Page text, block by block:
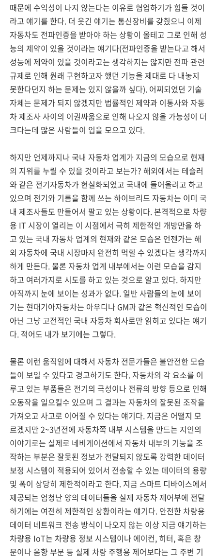
때문에 수익성이 나지 않는다는 이유로 협업하기가 힘들 것이
라고 얘기를 한다. 더 웃긴 얘기는 통신장비를 갖췄으니 이제
자동차도 전파인증을 받아야 하는 상황이 올테고 그로 인해 성
능의 제약이 있을 것이라는 얘기다(전파인증을 받는다고 해서
성능에 제약이 있을 것이라고는 생각하지는 않지만 전파 관련
규제로 인해 원래 구현하고자 했던 기능을 제대로 다 내놓지
못한다던지 하는 문제는 있지 않을까 싶다). 어찌되었던 기술
자체는 문제가 되지 않겠지만 법률적인 제약과 이통사와 자동
차 제조사 사이의 이권싸움으로 인해 나오지 않을 가능성이 더
크다는데 많은 사람들이 입을 모으고 있다.
하지만 언제까지나 국내 자동차 업계가 지금의 모습으로 현재
의 지위를 누릴 수 있을 것이라고 보는가? 해외에서는 테슬러
와 같은 전기자동차가 현실화되었고 국내에 들어올려고 하고
있으며 전기와 기름을 함께 쓰는 하이브리드 자동차는 이미 국
내 제조사들도 만들어서 팔고 있는 상황이다. 본격적으로 차량
용 IT 시장이 열리는 이 시점에서 극히 제한적인 개방만을 하
고 있는 국내 자동차 업계의 현재와 같은 모습은 언젠가는 해
외 자동차에 국내 시장마저 완전히 먹힐 수 있겠다는 생각까지
하게 만든다. 물론 자동차 업계 내부에서는 이런 모습을 감지
하고 여러가지로 시도를 하고 있는 것으로 알고 있다. 하지만
아직까지 눈에 보이는 성과가 없다. 일반 사람들의 눈에 보이
기는 현대기아자동차는 아우디나 GM과 같은 혁신적인 모습이
아닌 그냥 고전적인 국내 자동차 회사로만 읽히고 있다는 얘기
다. 적어도 내가 보기에는 그렇다.
물론 이런 움직임에 대해서 자동차 전문가들은 불안전한 모습
들이 보일 수 있다고 경고하기도 한다. 자동차의 각 요소를 이
루고 있는 부품들은 전기의 극성이나 전류의 방향 등으로 인해
오동작을 일으킬수 있으며 그 결과는 자동차의 잘못된 조작을
가져오고 사고로 이어질 수 있다는 얘기다. 지금은 어떨지 모
르겠지만 2~3년전에 자동차쪽 내부 시스템을 만드는 지인의
이야기로는 실제로 네비게이션에서 자동차 내부의 기능을 조
작하는 부분은 잘못된 정보가 전달되지 않도록 강력한 데이터
보정 시스템이 적용되어 있어서 전송할 수 있는 데이터의 용량
및 폭이 상당히 제한적이라고 한다. 지금 스마트 디바이스에서
제공되는 엄청난 양의 데이터들을 실제 자동차 제어부에 전달
하기에는 여전히 제한적인 상황이라는 얘기다. 안전한 차량용
데이터 네트워크 전송 방식이 나오지 않는 이상 지금 얘기하는
차량용 IoT는 차량용 정보 시스템이나 에이컨, 히터, 혹은 창
문이나 음향 부분 등 실제 차량 주행용 제어보다는 그 주변 기